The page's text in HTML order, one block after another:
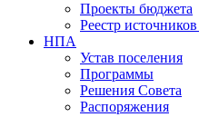
Проекты бюджета
Реестр
НПА
Устав поселения
Программы
Решения Совета
Распоряжения